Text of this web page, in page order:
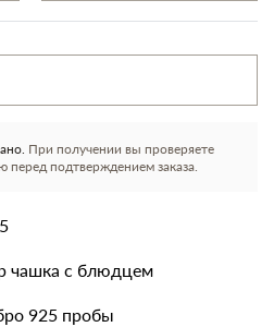
При получении вы проверяете
перед подтверждением заказа.
чашка с блюдцем
925 пробы